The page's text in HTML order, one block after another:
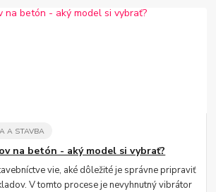
A STAVBA
na betón - aký model si vybrať?
vie, aké dôležité je správne pripraviť
V tomto procese je nevyhnutný vibrátor